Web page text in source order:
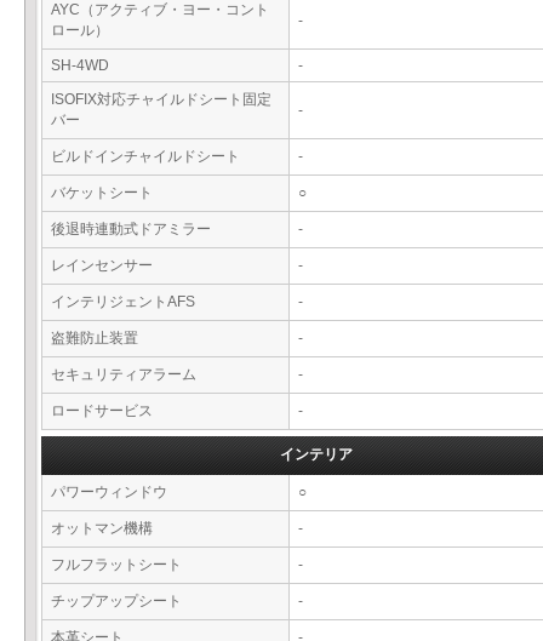
AYC（アクティブ・ヨー・コント
ロール）
-
SH-4WD
-
ISOFIX対応チャイルドシート固定
バー
-
ビルドインチャイルドシート -
バケットシート ○
後退時連動式ドアミラー -
レインセンサー -
インテリジェントAFS -
盗難防止装置 -
セキュリティアラーム -
ロードサービス -
インテリア
パワーウィンドウ ○
オットマン機構 -
フルフラットシート -
チップアップシート -
本革シート -